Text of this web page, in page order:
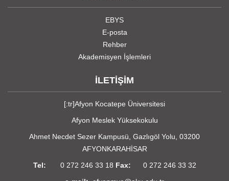
EBYS
E-posta
Rehber
Akademisyen İşlemleri
İLETİŞİM
[:tr]Afyon Kocatepe Üniversitesi
Afyon Meslek Yüksekokulu
Ahmet Necdet Sezer Kampusü, Gazlıgöl Yolu, 03200
AFYONKARAHİSAR
Tel: 0 272 246 33 18 Fax: 0 272 246 33 32